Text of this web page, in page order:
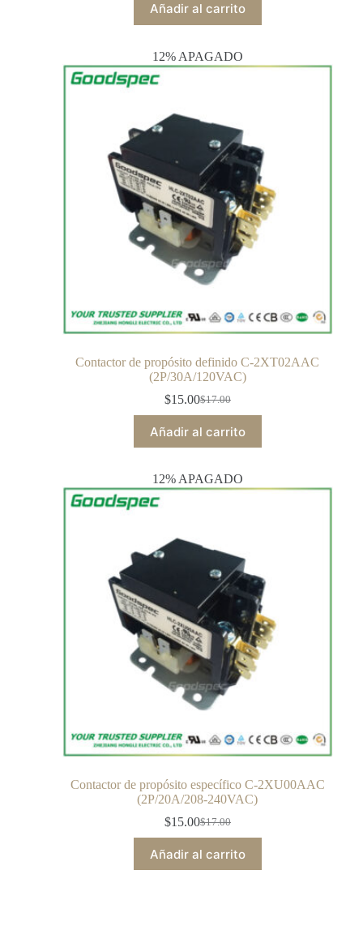
Añadir al carrito
12% APAGADO
Contactor de propósito definido C-2XT02AAC
(2P/30A/120VAC)
$17.00
$15.00
Añadir al carrito
12% APAGADO
Contactor de propósito específico C-2XU00AAC
(2P/20A/208-240VAC)
$17.00
$15.00
Añadir al carrito